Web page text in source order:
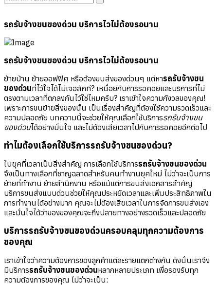
รถรับจ้างขนของด่วน บริการไวไม่ต้องรอนาน
รถรับจ้างขนของด่วน บริการไวไม่ต้องรอนาน
ย้ายบ้าน ย้ายออฟฟิศ หรือต้องขนส่งของด่วนๆ แต่หารถรับจ้างขน
ของด่วนที่ไว้ใจได้ไม่เจอสักที? เหนื่อยกับการรอคอยและบริการที่ไม่
ตรงตามเวลาที่ตกลงกันไว้ใช่ไหมครับ? เราเข้าใจความกังวลของคุณ!
เพราะการขนย้ายสิ่งของนั้น เป็นเรื่องสำคัญที่ต้องใช้ความรวดเร็วและ
ความปลอดภัย บทความนี้จะช่วยให้คุณเลือกใช้บริการรถรับจ้างขน
ของด่วนได้อย่างมั่นใจ และไม่ต้องเสียเวลาไปกับการรอคอยอีกต่อไป
ทำไมต้องเลือกใช้บริการรถรับจ้างขนของด่วน?
ในยุคที่เวลาเป็นสิ่งสำคัญ การเลือกใช้บริการรถรับจ้างขนของด่วน
จึงเป็นทางเลือกที่ชาญฉลาดสำหรับคนทำงานยุคใหม่ ไม่ว่าจะเป็นการ
ย้ายที่ทำงาน ย้ายสำนักงาน หรือแม้แต่การขนส่งเอกสารสำคัญ
บริการขนส่งแบบด่วนช่วยให้คุณประหยัดเวลาและเพิ่มประสิทธิภาพใน
การทำงานได้อย่างมาก คุณจะไม่ต้องเสียเวลาในการจัดการขนส่งเอง
และมั่นใจได้ว่าของของคุณจะถึงปลายทางอย่างรวดเร็วและปลอดภัย
บริการรถรับจ้างขนของด่วนครอบคลุมทุกความต้องการ
ของคุณ
เราเข้าใจว่าความต้องการของลูกค้าแต่ละรายแตกต่างกัน ดังนั้นเราจึง
มีบริการรถรับจ้างขนของด่วนหลากหลายประเภท เพื่อรองรับทุก
ความต้องการของคุณ ไม่ว่าจะเป็น: